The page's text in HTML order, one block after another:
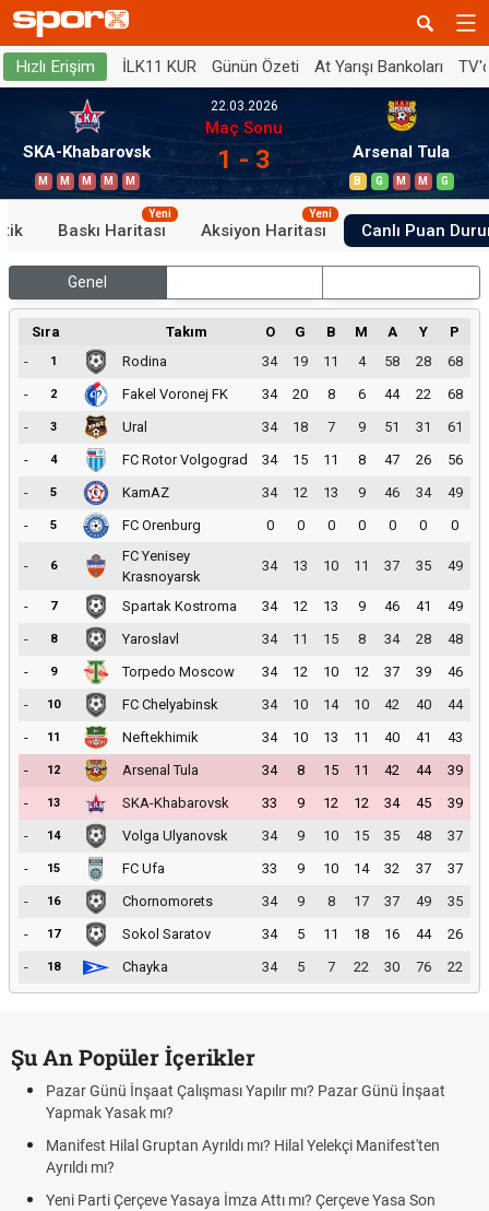
Hızlı Erişim İLK11 KUR Günün Özeti At Yarışı Bankoları
SKA-Khabarovsk
M M M M M
22.03.2026
Maç Sonu
1 - 3 Arsenal Tula
B G M M G
Baskı Haritası
Yeni
Aksiyon Haritası
Yeni
Canlı Puan
Genel
Sıra Takım O G B M A Y
P
-
1 Rodina 34 19 11 4 58 28
68
-
2 Fakel Voronej FK 34 20 8 6 44 22
68
-
3 Ural 34 18 7 9 51 31
61
-
4 FC Rotor Volgograd 34 15 11 8 47 26
56
-
5 KamAZ 34 12 13 9 46 34
49
-
5 FC Orenburg 0 0 0 0 0 0 0
- 6
FC Yenisey
Krasnoyarsk
34 13 10 11 37 35 49
- 7 Spartak Kostroma 34 12 13 9 46 41
49
-
8 Yaroslavl 34 11 15 8 34 28
48
-
9 Torpedo Moscow 34 12 10 12 37 39
46
-
10 FC Chelyabinsk 34 10 14 10 42 40
44
-
11 Neftekhimik 34 10 13 11 40 41
43
-
12 Arsenal Tula 34 8 15 11 42 44
39
-
13 SKA-Khabarovsk 33 9 12 12 34 45
39
-
14 Volga Ulyanovsk 34 9 10 15 35 48
37
-
15 FC Ufa 33 9 10 14 32 37
37
-
16 Chornomorets 34 9 8 17 37 49
35
-
17 Sokol Saratov 34 5 11 18 16 44
26
-
18 Chayka 34 5 7 22 30 76 22
Şu An Popüler İçerikler
Pazar Günü İnşaat Çalışması Yapılır mı? Pazar Günü İnşaat
Yapmak Yasak mı?
Manifest Hilal Gruptan Ayrıldı mı? Hilal Yelekçi Manifest'ten
Ayrıldı mı?
Yeni Parti Çerçeve Yasaya İmza Attı mı? Çerçeve Yasa Son